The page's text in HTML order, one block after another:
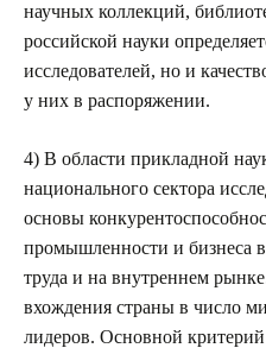
научных коллекций,
российской науки
исследователей, но и
у них в распоряжении.
4) В области прикладной
национального сектора
основы
промышленности и бизнеса
труда и на внутреннем
вхождения страны в число
лидеров. Основной критерий